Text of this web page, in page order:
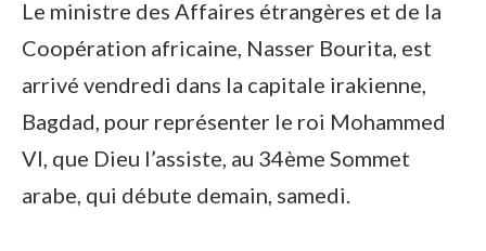
Le ministre des Affaires étrangères et de la
Coopération africaine, Nasser Bourita, est
arrivé vendredi dans la capitale irakienne,
Bagdad, pour représenter le roi Mohammed
VI, que Dieu l’assiste, au 34ème Sommet
arabe, qui débute demain, samedi.